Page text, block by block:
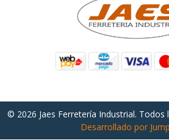
© 2026 Jaes Ferretería Industrial. Todos
Desarrollado por